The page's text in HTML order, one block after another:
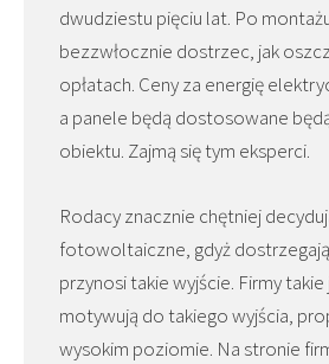
dwudziestu pięciu lat. Po
bezzwłocznie dostrzec, jak
opłatach. Ceny za energię
a panele będą dostosowane
obiektu. Zajmą się tym eksperci.
Rodacy znacznie chętniej
fotowoltaiczne, gdyż
przynosi takie wyjście. Firmy takie
motywują do takiego wyjścia,
wysokim poziomie. Na stronie